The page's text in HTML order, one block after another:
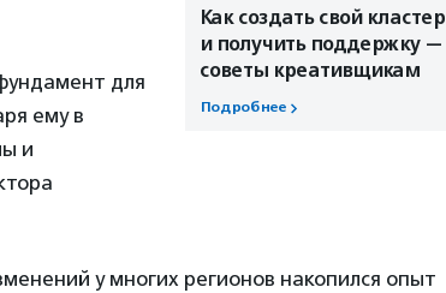
Как создать свой кластер
и получить поддержку —
советы креативщикам
Подробнее
для
ему в
и
у многих регионов накопился опыт